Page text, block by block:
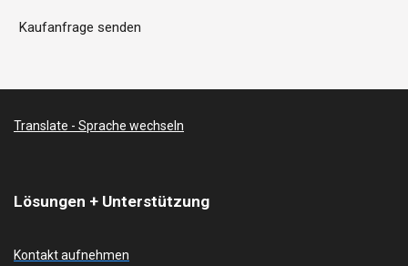
Kaufanfrage senden
Translate - Sprache wechseln
Lösungen + Unterstützung
Kontakt aufnehmen